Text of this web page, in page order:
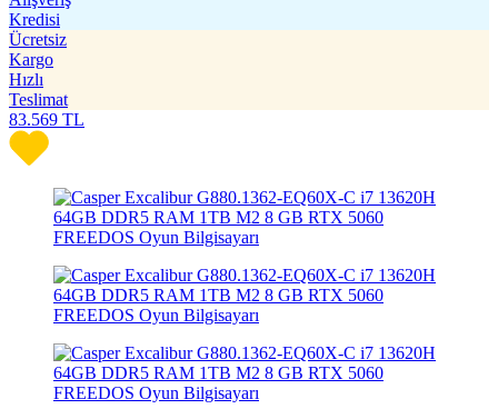
Kredisi
Ücretsiz
Kargo
Hızlı
Teslimat
83.569 TL